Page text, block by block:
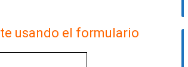
usando el formulario